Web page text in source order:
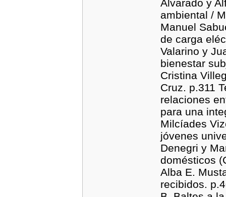
Alvarado y
ambiental /
Manuel
de carga
Valarino y
bienestar
Cristina
Cruz. p.311
relaciones
para una
Milcíades
jóvenes
Denegri y
domésticos
Alba E.
recibidos.